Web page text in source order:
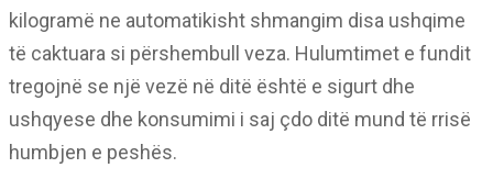
kilogramë ne automatikisht shmangim disa ushqime
të caktuara si përshembull veza. Hulumtimet e fundit
tregojnë se një vezë në ditë është e sigurt dhe
ushqyese dhe konsumimi i saj çdo ditë mund të rrisë
humbjen e peshës.